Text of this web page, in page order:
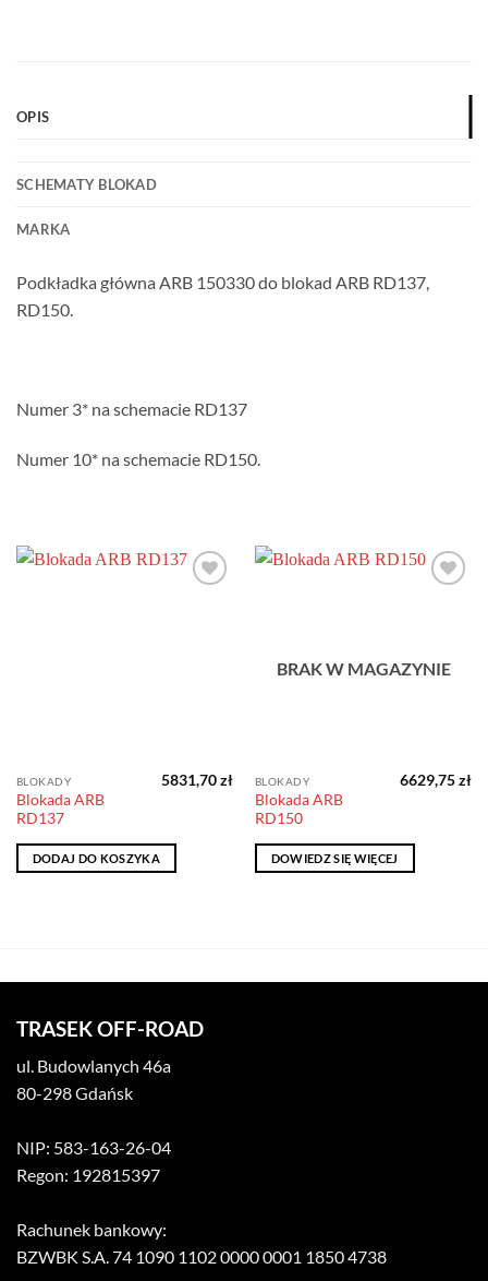
OPIS
SCHEMATY BLOKAD
MARKA
Podkładka główna ARB 150330 do blokad ARB RD137,
RD150.
Numer 3* na schemacie RD137
Numer 10* na schemacie RD150.
BLOKADY
Blokada ARB
RD137
5831,70zł
DODAJ DO KOSZYKA
BRAK W MAGAZYNIE
BLOKADY
Blokada ARB
RD150
6629,75zł
DOWIEDZ SIĘ WIĘCEJ
TRASEK OFF-ROAD
ul. Budowlanych 46a
80-298 Gdańsk
NIP: 583-163-26-04
Regon: 192815397
Rachunek bankowy:
BZWBK S.A. 74 1090 1102 0000 0001 1850 4738